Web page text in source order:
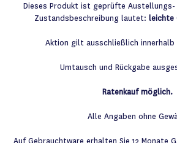
Dieses Produkt ist geprüfte Austellungs-
Zustandsbeschreibung lautet: leichte
Aktion gilt ausschließlich innerhalb
Umtausch und Rückgabe
Ratenkauf möglich.
Alle Angaben ohne